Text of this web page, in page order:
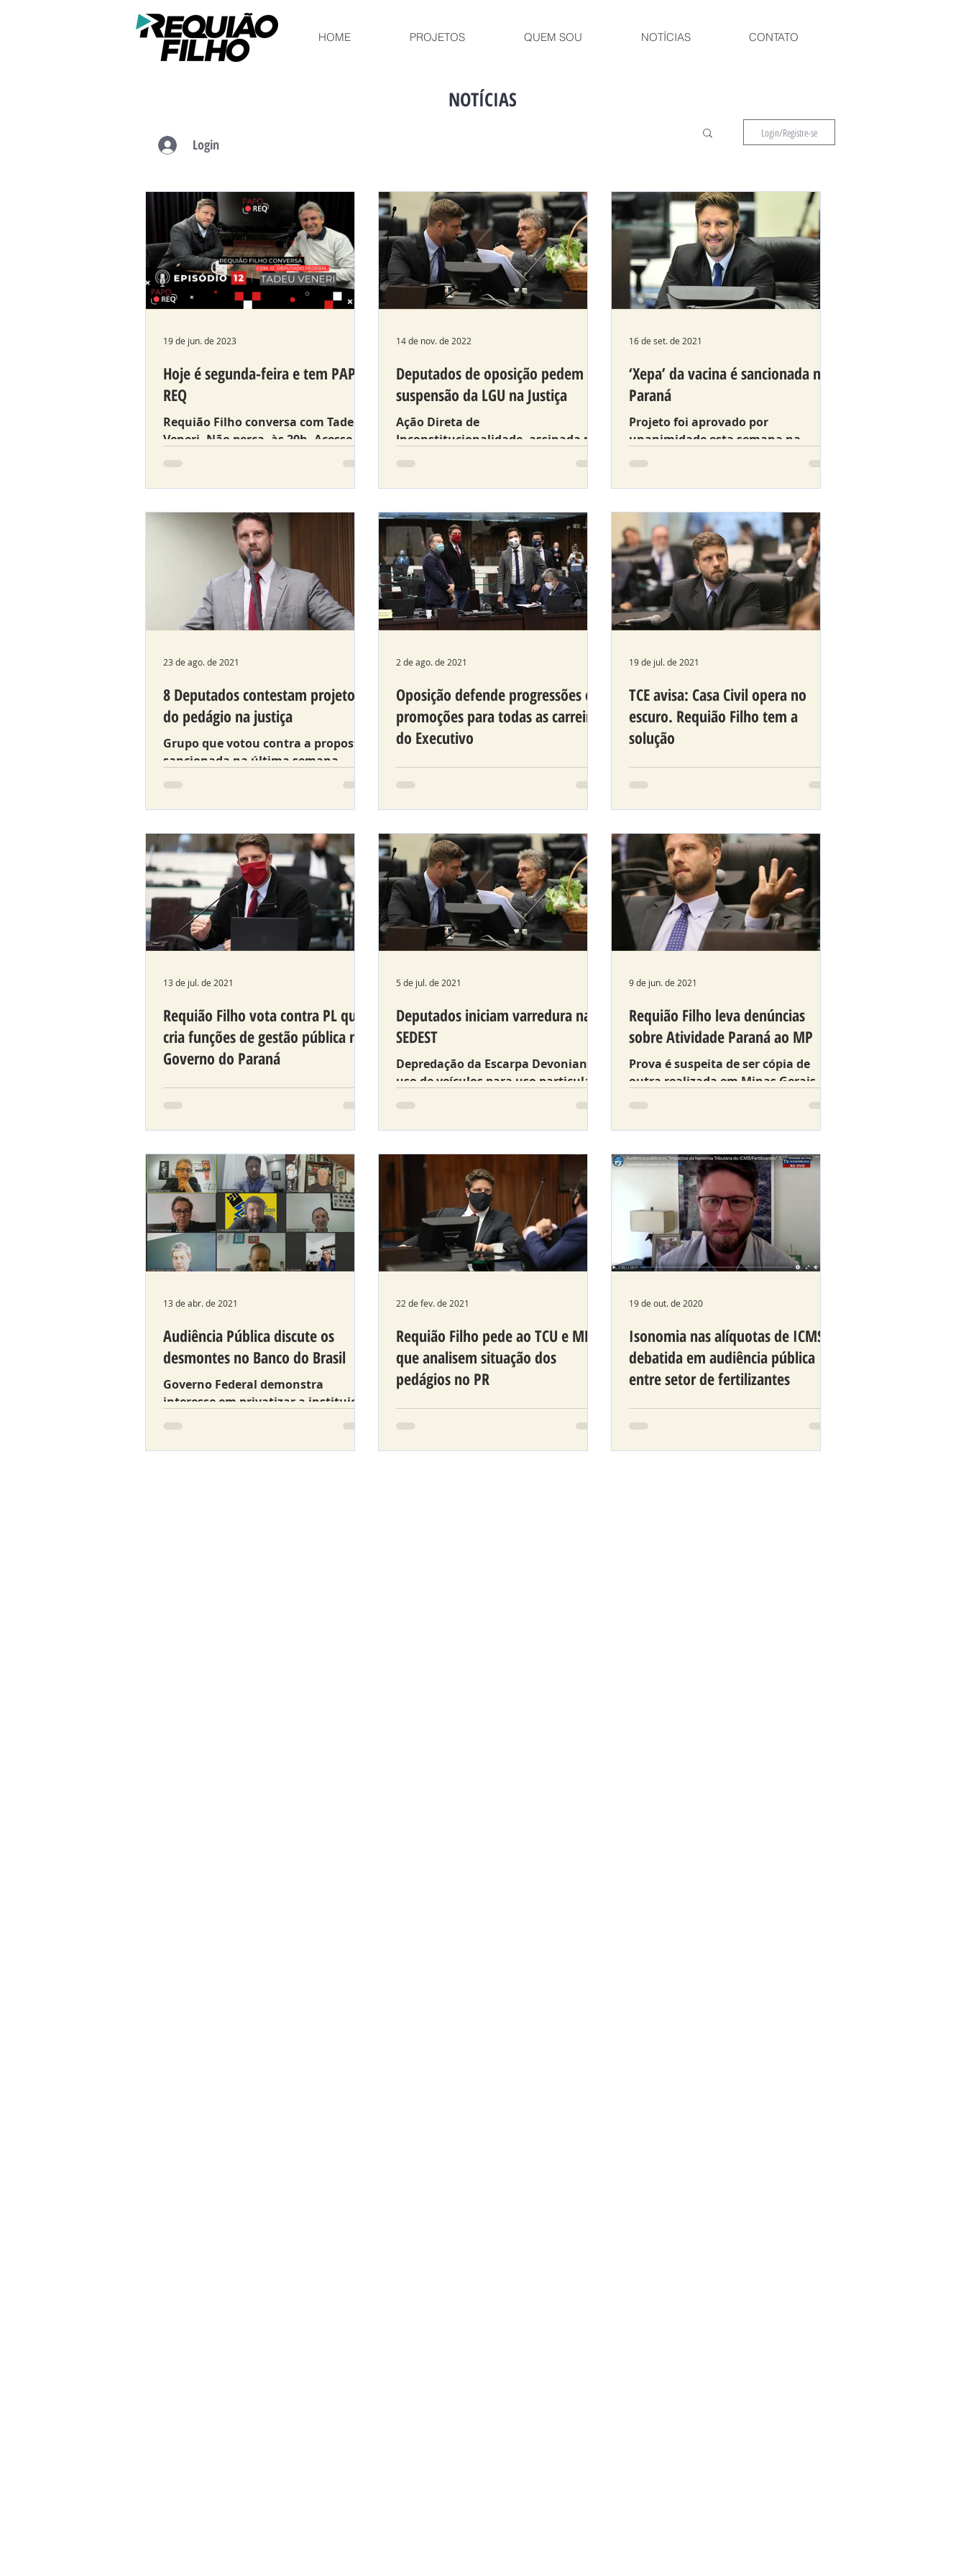
HOME PROJETOS QUEM SOU NOTÍCIAS CONTATO
NOTÍCIAS
Login/Registre-se
Hoje é segunda-feira e tem PAPO
REQ
Requião Filho conversa com Tadeu
Veneri. Não perca, às 20h. Acesse e
ative as notificações:
19 de jun. de 2023
Deputados de oposição pedem
suspensão da LGU na Justiça
Ação Direta de
Inconstitucionalidade, assinada por
vários deputados, aponta a violação
universitária.
14 de nov. de 2022
‘Xepa’ da vacina é sancionada no
Paraná
Projeto foi aprovado por
unanimidade esta semana na
Assembleia Legislativa e
quarta (15).
16 de set. de 2021
8 Deputados contestam projeto
do pedágio na justiça
Grupo que votou contra a proposta
sancionada na última semana,
protocola hoje uma Ação de
23 de ago. de 2021
Oposição defende progressões e
promoções para todas as carreiras
do Executivo
Para Requião Filho, servidores
devem ser tratados com isonomia.
2 de ago. de 2021
TCE avisa: Casa Civil opera no
escuro. Requião Filho tem a
solução
Proposta que institui Lei de Dados
Abertos aguarda tramitação na
19 de jul. de 2021
Requião Filho vota contra PL que
cria funções de gestão pública no
Governo do Paraná
Deputado avalia que projeto
aumenta despesas com pessoal do
13 de jul. de 2021
Deputados iniciam varredura na
SEDEST
Depredação da Escarpa Devoniana,
uso de veículos para uso particular
e possível churrasco em meio a
graves irreg
5 de jul. de 2021
Requião Filho leva denúncias
sobre Atividade Paraná ao MP
Prova é suspeita de ser cópia de
outra realizada em Minas Gerais,
além de apresentar instabilidade no
alu
9 de jun. de 2021
Audiência Pública discute os
desmontes no Banco do Brasil
Governo Federal demonstra
interesse em privatizar a instituição
financeira.
13 de abr. de 2021
Requião Filho pede ao TCU e MPF
que analisem situação dos
pedágios no PR
Encaminhamento foi feito nesta
segunda-feira (22), solicitando
22 de fev. de 2021
Isonomia nas alíquotas de ICMS é
debatida em audiência pública
entre setor de fertilizantes
Setor espera incentivos do Governo
para a indústria nacional.
19 de out. de 2020
Login